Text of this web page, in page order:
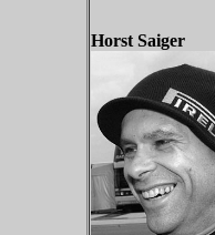
Horst Saiger